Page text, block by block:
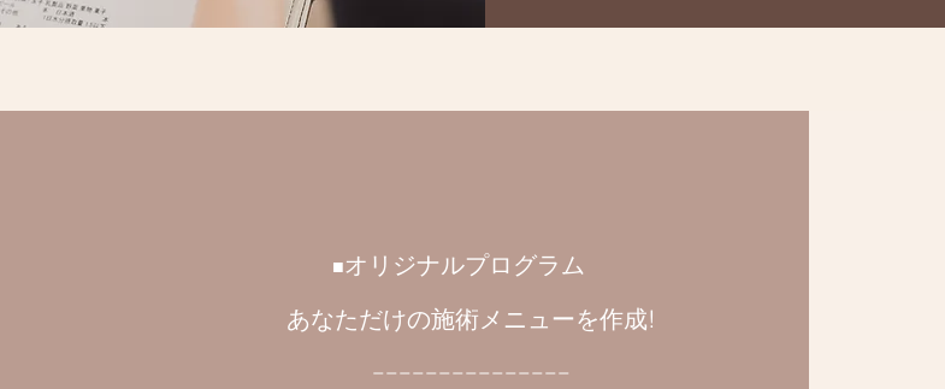
■オリジナルプログラム
あなただけの施術メニューを作成!
−−−−−−−−−−−−−−−